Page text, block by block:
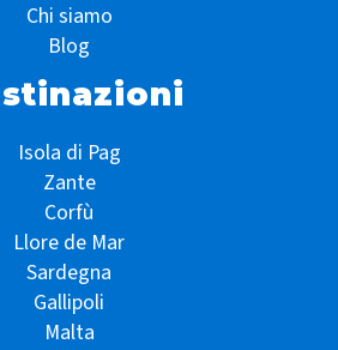
Chi siamo
Blog
Isola di Pag
Zante
Corfù
Llore de Mar
Sardegna
Gallipoli
Malta